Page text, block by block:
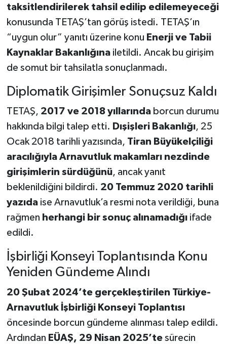
taksitlendirilerek tahsil edilip edilemeyeceği
konusunda TETAŞ’tan görüş istedi. TETAŞ’ın
“uygun olur” yanıtı üzerine konu Enerji ve Tabii
Kaynaklar Bakanlığınailetildi. Ancak bu girişim
de somut bir tahsilatla sonuçlanmadı.
Diplomatik Girişimler Sonuçsuz Kaldı
TETAŞ, 2017 ve 2018 yıllarındaborcun durumu
hakkında bilgi talep etti. Dışişleri Bakanlığı, 25
Ocak 2018 tarihli yazısında, Tiran Büyükelçiliği
aracılığıyla Arnavutluk makamları nezdinde
girişimlerin sürdüğünü, ancak yanıt
beklenildiğini bildirdi. 20 Temmuz 2020 tarihli
yazıdaise Arnavutluk’a resmi nota verildiği, buna
rağmen herhangi bir sonuç alınamadığıifade
edildi.
İşbirliği Konseyi Toplantısında Konu
Yeniden Gündeme Alındı
20 Şubat 2024’te gerçekleştirilen Türkiye-
Arnavutluk İşbirliği Konseyi Toplantısı
öncesinde borcun gündeme alınması talep edildi.
Ardından EÜAŞ, 29 Nisan 2025’tesürecin